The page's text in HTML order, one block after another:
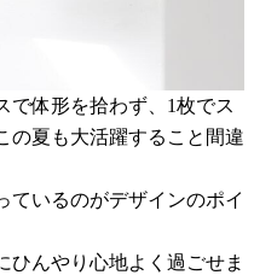
で体形を拾わず、1枚でス
の夏も大活躍すること間違
ているのがデザインのポイ
ひんやり心地よく過ごせま